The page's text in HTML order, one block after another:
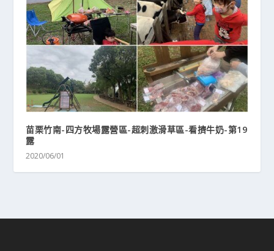
苗栗竹南-四方牧場露營區-超刺激滑草區-看擠牛奶-第19
露
2020/06/01